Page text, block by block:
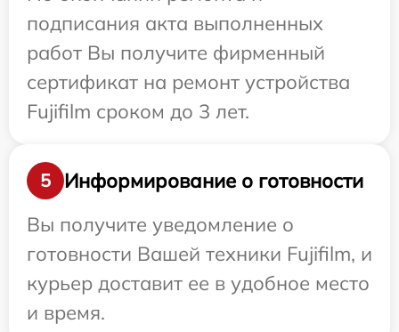
подписания акта выполненных
работ Вы получите фирменный
сертификат на ремонт устройства
Fujifilm сроком до 3 лет.
5
Информирование о готовности
Вы получите уведомление о
готовности Вашей техники Fujifilm, и
курьер доставит ее в удобное место
и время.